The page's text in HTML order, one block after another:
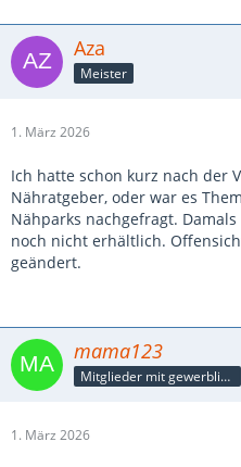
Aza
Meister
1. März 2026
Ich hatte schon kurz nach der
Nähratgeber, oder war es
Nähparks nachgefragt.
noch nicht erhältlich.
geändert.
mama123
Mitglieder mit gewerblicher Verbindung, auch als Mitarbeiter/in
1. März 2026